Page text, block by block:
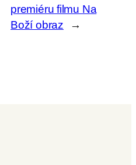
premiéru filmu Na
Boží obraz
→